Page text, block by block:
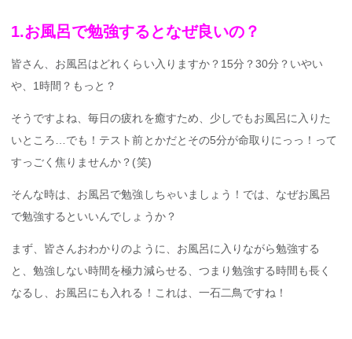
1.お風呂で勉強するとなぜ良いの？
皆さん、お風呂はどれくらい入りますか？15分？30分？いやい
や、1時間？もっと？
そうですよね、毎日の疲れを癒すため、少しでもお風呂に入りた
いところ…でも！テスト前とかだとその5分が命取りにっっ！って
すっごく焦りませんか？(笑)
そんな時は、お風呂で勉強しちゃいましょう！では、なぜお風呂
で勉強するといいんでしょうか？
まず、皆さんおわかりのように、お風呂に入りながら勉強する
と、勉強しない時間を極力減らせる、つまり勉強する時間も長く
なるし、お風呂にも入れる！これは、一石二鳥ですね！